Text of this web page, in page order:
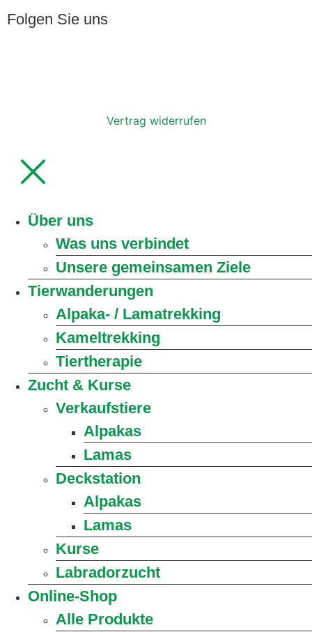
Folgen Sie uns
Vertrag widerrufen
Über uns
Was uns verbindet
Unsere gemeinsamen Ziele
Tierwanderungen
Alpaka- / Lamatrekking
Kameltrekking
Tiertherapie
Zucht & Kurse
Verkaufstiere
Alpakas
Lamas
Deckstation
Alpakas
Lamas
Kurse
Labradorzucht
Online-Shop
Alle Produkte